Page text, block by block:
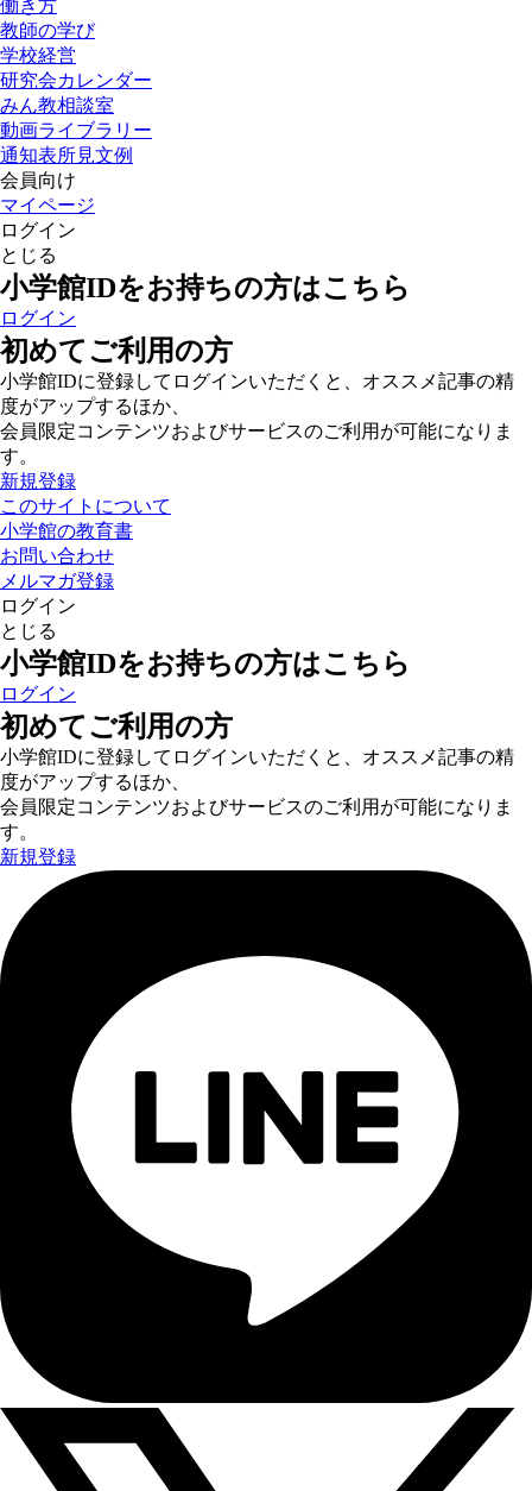
働き方
教師の学び
学校経営
研究会カレンダー
みん教相談室
動画ライブラリー
通知表所見文例
会員向け
マイページ
ログイン
とじる
小学館IDをお持ちの方はこちら
ログイン
初めてご利用の方
小学館IDに登録してログインいただくと、オススメ記事の精
度がアップするほか、
会員限定コンテンツおよびサービスのご利用が可能になりま
す。
新規登録
このサイトについて
小学館の教育書
お問い合わせ
メルマガ登録
ログイン
とじる
小学館IDをお持ちの方はこちら
ログイン
初めてご利用の方
小学館IDに登録してログインいただくと、オススメ記事の精
度がアップするほか、
会員限定コンテンツおよびサービスのご利用が可能になりま
す。
新規登録